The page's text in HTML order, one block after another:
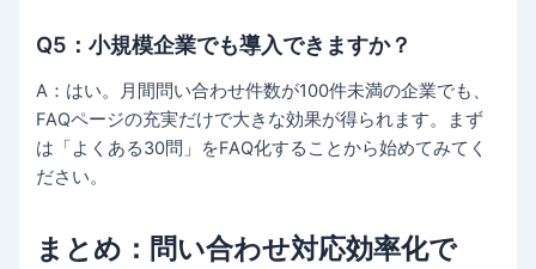
Q5：小規模企業でも導入できますか？
A：はい。月間問い合わせ件数が100件未満の企業でも、
FAQページの充実だけで大きな効果が得られます。まず
は「よくある30問」をFAQ化することから始めてみてく
ださい。
まとめ：問い合わせ対応効率化で